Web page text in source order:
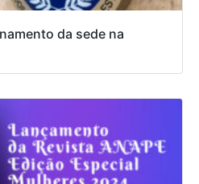
da sede na